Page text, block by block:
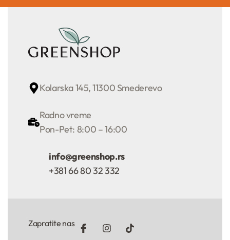
Kolarska 145, 11300 Smederevo
Radno vreme
Pon-Pet: 8:00 – 16:00
info@greenshop.rs
+381 66 80 32 332
Zapratite nas